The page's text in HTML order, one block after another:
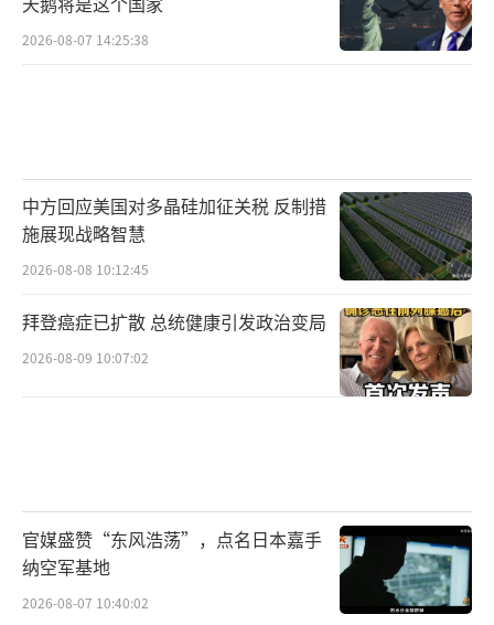
辽宁舰编队的行动细节，如歼-15在预警机
时，华盛顿号航母的长期维修暴露了美军航母
的老化问题，类似推进系统故障在近年多艘舰
艇上发生过，引发了五角大楼内部的反思：为
何在关键时刻“掉链子”？
日本防卫省的反常动作，从卫星航迹图的
公开到外交施压，激起了国际社会的热议。 一
澈，间接点燃了网友的辩论：中国的克制策
略，是否比美国的武力威慑更有效？
美军航母的撤离模式，被军事专家解读
2026-08-07 14:25:38
中方回应美国对多晶硅加征关税 反制措
施展现战略智慧
2026-08-08 10:12:45
拜登癌症已扩散 总统健康引发政治变局
2026-08-09 10:07:02
官媒盛赞“东风浩荡”，点名日本嘉手
纳空军基地
2026-08-07 10:40:02